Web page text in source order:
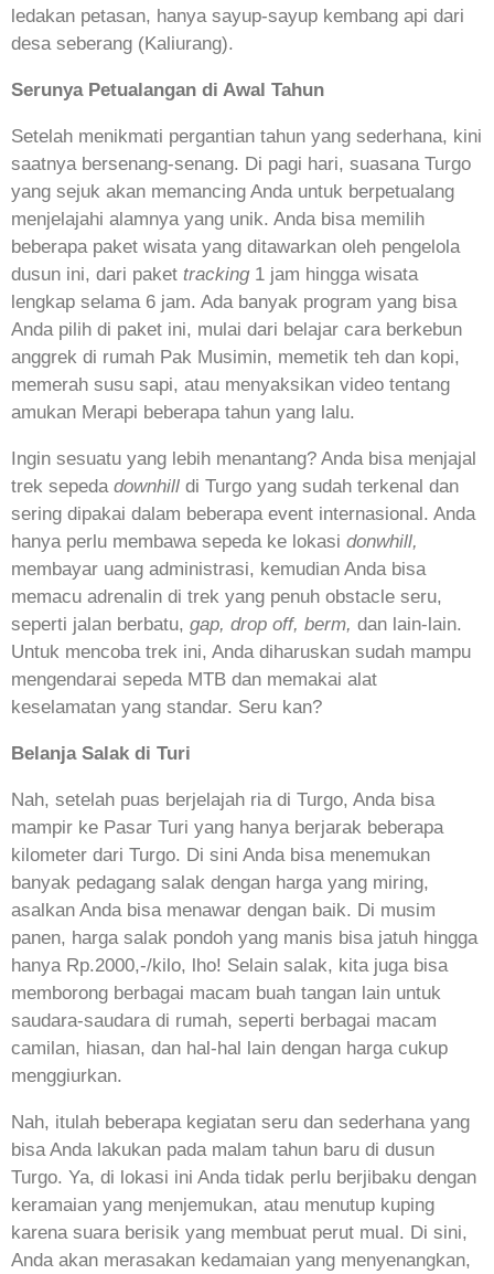
ledakan petasan, hanya sayup-sayup kembang api dari
desa seberang (Kaliurang).
Serunya Petualangan di Awal Tahun
Setelah menikmati pergantian tahun yang sederhana, kini
saatnya bersenang-senang. Di pagi hari, suasana Turgo
yang sejuk akan memancing Anda untuk berpetualang
menjelajahi alamnya yang unik. Anda bisa memilih
beberapa paket wisata yang ditawarkan oleh pengelola
dusun ini, dari paket tracking1 jam hingga wisata
lengkap selama 6 jam. Ada banyak program yang bisa
Anda pilih di paket ini, mulai dari belajar cara berkebun
anggrek di rumah Pak Musimin, memetik teh dan kopi,
memerah susu sapi, atau menyaksikan video tentang
amukan Merapi beberapa tahun yang lalu.
Ingin sesuatu yang lebih menantang? Anda bisa menjajal
trek sepeda downhill di Turgo yang sudah terkenal dan
sering dipakai dalam beberapa event internasional. Anda
hanya perlu membawa sepeda ke lokasi donwhill,
membayar uang administrasi, kemudian Anda bisa
memacu adrenalin di trek yang penuh obstacle seru,
seperti jalan berbatu, gap, drop off, berm, dan lain-lain.
Untuk mencoba trek ini, Anda diharuskan sudah mampu
mengendarai sepeda MTB dan memakai alat
keselamatan yang standar. Seru kan?
Belanja Salak di Turi
Nah, setelah puas berjelajah ria di Turgo, Anda bisa
mampir ke Pasar Turi yang hanya berjarak beberapa
kilometer dari Turgo. Di sini Anda bisa menemukan
banyak pedagang salak dengan harga yang miring,
asalkan Anda bisa menawar dengan baik. Di musim
panen, harga salak pondoh yang manis bisa jatuh hingga
hanya Rp.2000,-/kilo, lho! Selain salak, kita juga bisa
memborong berbagai macam buah tangan lain untuk
saudara-saudara di rumah, seperti berbagai macam
camilan, hiasan, dan hal-hal lain dengan harga cukup
menggiurkan.
Nah, itulah beberapa kegiatan seru dan sederhana yang
bisa Anda lakukan pada malam tahun baru di dusun
Turgo. Ya, di lokasi ini Anda tidak perlu berjibaku dengan
keramaian yang menjemukan, atau menutup kuping
karena suara berisik yang membuat perut mual. Di sini,
Anda akan merasakan kedamaian yang menyenangkan,